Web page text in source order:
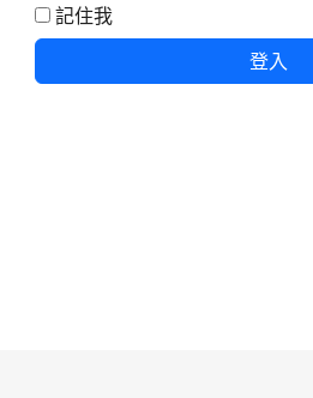
記住我
登入